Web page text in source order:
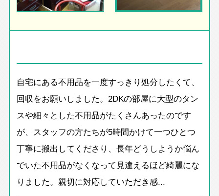
自宅にある不用品を一度すっきり処分したくて、
回収をお願いしました。2DKの部屋に大型のタン
スや細々とした不用品がたくさんあったのです
が、スタッフの方たちが5時間かけて一つひとつ
丁寧に搬出してくださり、長年どうしようか悩ん
でいた不用品がなくなって見違えるほど綺麗にな
りました。親切に対応していただき感...